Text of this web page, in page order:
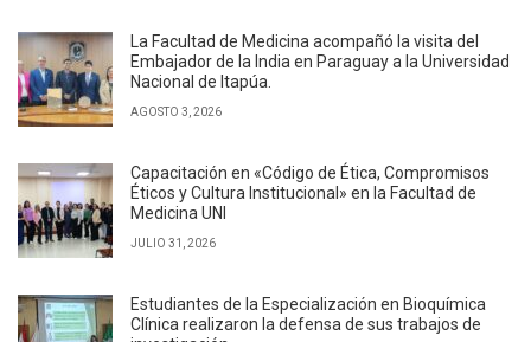
La Facultad de Medicina acompañó la visita del
Embajador de la India en Paraguay a la Universidad
Nacional de Itapúa.
AGOSTO 3, 2026
Capacitación en «Código de Ética, Compromisos
Éticos y Cultura Institucional» en la Facultad de
Medicina UNI
JULIO 31, 2026
Estudiantes de la Especialización en Bioquímica
Clínica realizaron la defensa de sus trabajos de